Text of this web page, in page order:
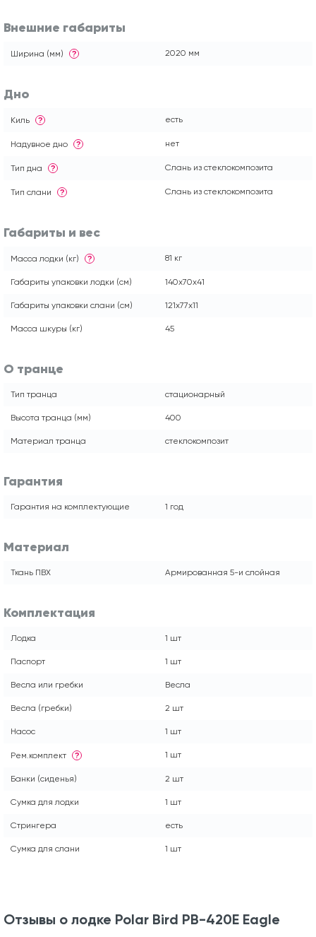
Внешние габариты
Ширина (мм) ? 2020 мм
Дно
Киль ? есть
Надувное дно ? нет
Тип дна ? Слань из стеклокомпозита
Тип слани ? Слань из стеклокомпозита
Габариты и вес
Масса лодки (кг) ? 81 кг
Габариты упаковки лодки (см) 140х70х41
Габариты упаковки слани (см) 121х77х11
Масса шкуры (кг) 45
О транце
Тип транца стационарный
Высота транца (мм) 400
Материал транца стеклокомпозит
Гарантия
Гарантия на комплектующие 1 год
Материал
Ткань ПВХ Армированная 5-и слойная
Комплектация
Лодка 1 шт
Паспорт 1 шт
Весла или гребки Весла
Весла (гребки) 2 шт
Насос 1 шт
Рем.комплект ? 1 шт
Банки (сиденья) 2 шт
Сумка для лодки 1 шт
Стрингера есть
Сумка для слани 1 шт
Отзывы о лодке Polar Bird PB-420E Eagle